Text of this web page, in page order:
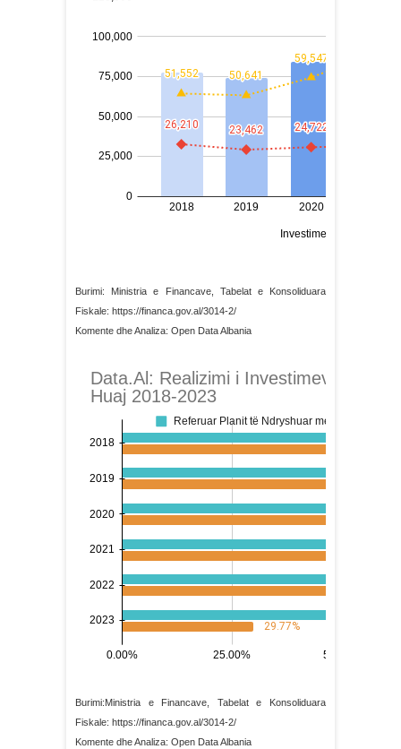
Burimi: Ministria e Financave, Tabelat e Konsoliduara
Fiskale: https://financa.gov.al/3014-2/
Komente dhe Analiza: Open Data Albania
Burimi:Ministria e Financave, Tabelat e Konsoliduara
Fiskale: https://financa.gov.al/3014-2/
Komente dhe Analiza: Open Data Albania